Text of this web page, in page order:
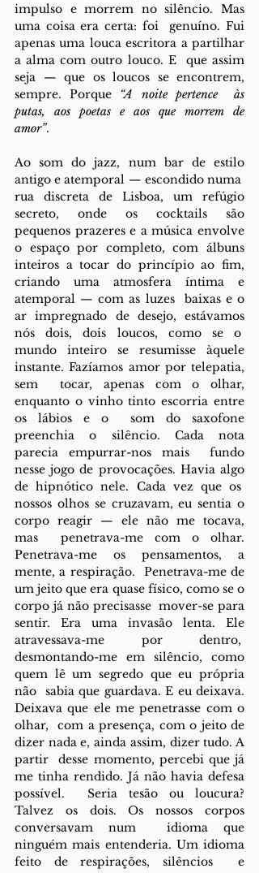
impulso e morrem no silêncio. Mas
uma coisa era certa: foi  genuíno. Fui
apenas uma louca escritora a partilhar
a alma com outro louco. E  que assim
seja — que os loucos se encontrem,
sempre. Porque “A noite pertence  às
putas, aos poetas e aos que morrem de
amor”.
Ao som do jazz, num bar de estilo
antigo e atemporal — escondido numa
rua discreta de Lisboa, um refúgio
secreto, onde os cocktails são
pequenos prazeres e a música envolve
o espaço por completo, com álbuns
inteiros a tocar do princípio ao fim,
criando uma atmosfera íntima e
atemporal — com as luzes  baixas e o
ar impregnado de desejo, estávamos
nós dois, dois loucos, como se o
mundo inteiro se resumisse àquele
instante. Fazíamos amor por telepatia,
sem  tocar, apenas com o olhar,
enquanto o vinho tinto escorria entre
os lábios e o  som do saxofone
preenchia o silêncio. Cada nota
parecia empurrar-nos mais  fundo
nesse jogo de provocações. Havia algo
de hipnótico nele. Cada vez que os
nossos olhos se cruzavam, eu sentia o
corpo reagir — ele não me tocava,
mas  penetrava-me com o olhar.
Penetrava-me os pensamentos, a
mente, a respiração.  Penetrava-me de
um jeito que era quase físico, como se o
corpo já não precisasse  mover-se para
sentir. Era uma invasão lenta. Ele
atravessava-me por dentro,
desmontando-me em silêncio, como
quem lê um segredo que eu própria
não  sabia que guardava. E eu deixava.
Deixava que ele me penetrasse com o
olhar,  com a presença, com o jeito de
dizer nada e, ainda assim, dizer tudo. A
partir  desse momento, percebi que já
me tinha rendido. Já não havia defesa
possível.  Seria tesão ou loucura?
Talvez os dois. Os nossos corpos
conversavam num  idioma que
ninguém mais entenderia. Um idioma
feito de respirações, silêncios  e